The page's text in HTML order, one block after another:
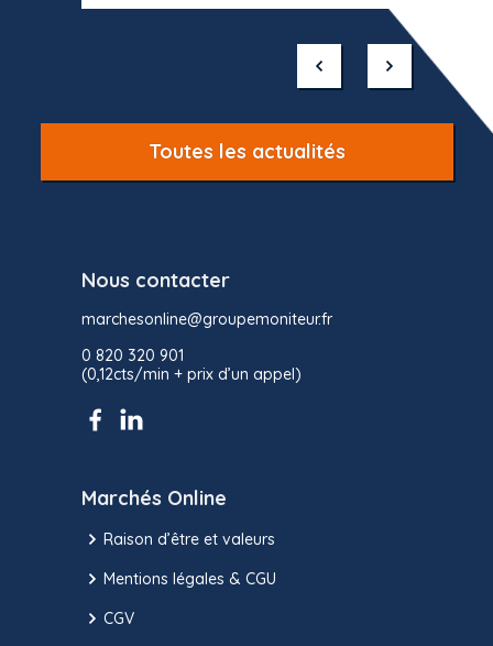
Toutes les actualités
Nous contacter
marchesonline@groupemoniteur.fr
0 820 320 901
(0,12cts/min + prix d’un appel)
Marchés Online
Raison d’être et valeurs
Mentions légales & CGU
CGV